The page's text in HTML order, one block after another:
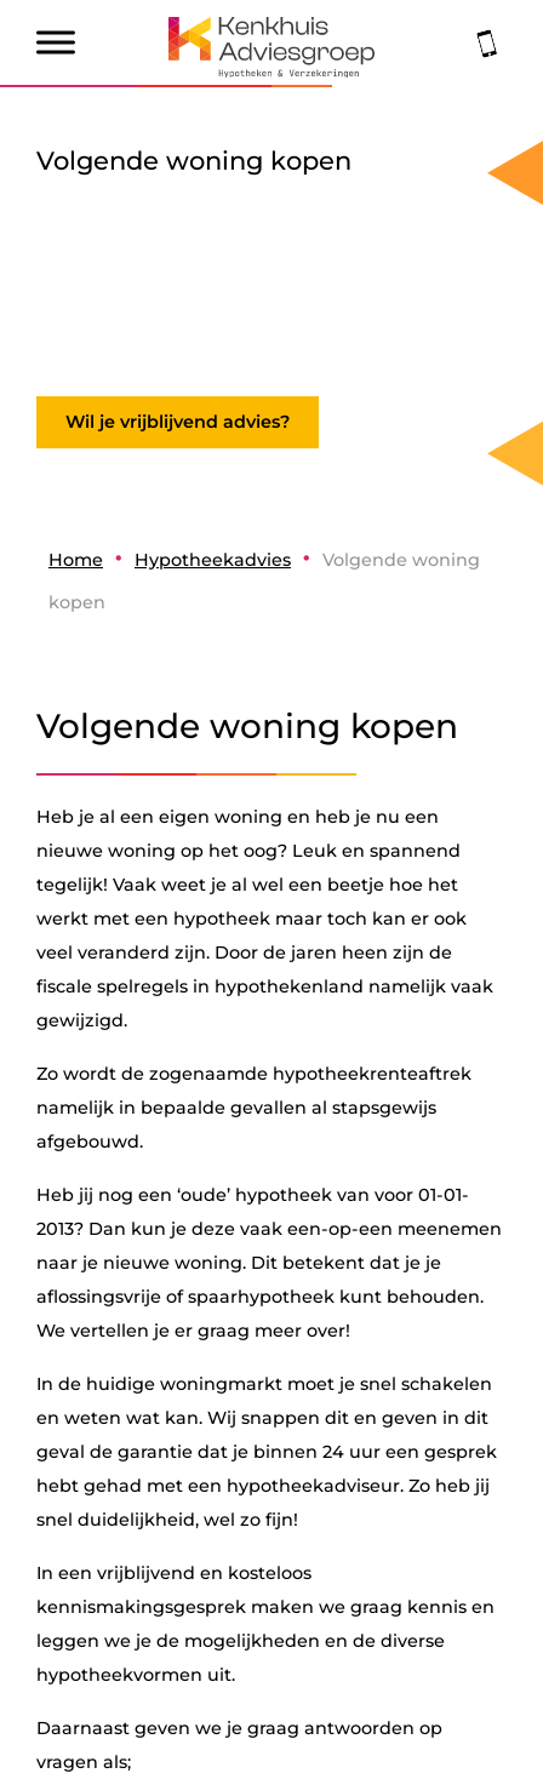
Volgende woning kopen
Wil je vrijblijvend advies?
Home • Hypotheekadvies •
Volgende woning
kopen
Volgende woning kopen
Heb je al een eigen woning en heb je nu een
nieuwe woning op het oog? Leuk en spannend
tegelijk! Vaak weet je al wel een beetje hoe het
werkt met een hypotheek maar toch kan er ook
veel veranderd zijn. Door de jaren heen zijn de
fiscale spelregels in hypothekenland namelijk vaak
gewijzigd.
Zo wordt de zogenaamde hypotheekrenteaftrek
namelijk in bepaalde gevallen al stapsgewijs
afgebouwd.
Heb jij nog een ‘oude’ hypotheek van voor 01-01-
2013? Dan kun je deze vaak een-op-een meenemen
naar je nieuwe woning. Dit betekent dat je je
aflossingsvrije of spaarhypotheek kunt behouden.
We vertellen je er graag meer over!
In de huidige woningmarkt moet je snel schakelen
en weten wat kan. Wij snappen dit en geven in dit
geval de garantie dat je binnen 24 uur een gesprek
hebt gehad met een hypotheekadviseur. Zo heb jij
snel duidelijkheid, wel zo fijn!
In een vrijblijvend en kosteloos
kennismakingsgesprek maken we graag kennis en
leggen we je de mogelijkheden en de diverse
hypotheekvormen uit.
Daarnaast geven we je graag antwoorden op
vragen als;